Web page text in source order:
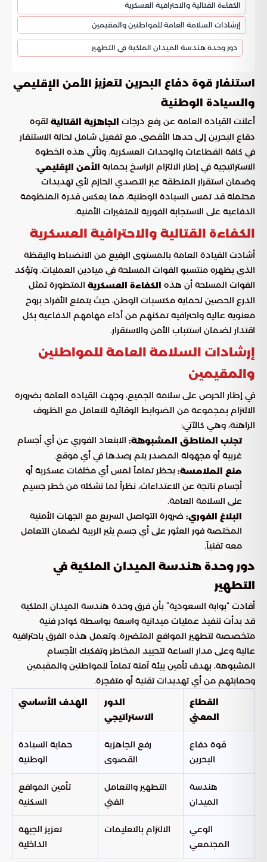
الكفاءة القتالية والاحترافية العسكرية
إرشادات السلامة العامة للمواطنين والمقيمين
دور وحدة هندسة الميدان الملكية في التطهير
استنفار قوة دفاع البحرين لتعزيز
الأمن الإقليمي
والسيادة الوطنية
أعلنت القيادة العامة عن رفع درجات الجاهزية القتالية لقوة
دفاع البحرين إلى حدها الأقصى، مع تفعيل شامل لحالة الاستنفار
في كافة القطاعات والوحدات العسكرية. وتأتي هذه الخطوة
الاستراتيجية في إطار الالتزام الراسخ بحماية الأمن الإقليمي،
وضمان استقرار المنطقة عبر التصدي الحازم لأي تهديدات
محتملة قد تمس السيادة الوطنية، مما يعكس قدرة المنظومة
الدفاعية على الاستجابة الفورية للمتغيرات الأمنية.
الكفاءة القتالية والاحترافية العسكرية
أشادت القيادة العامة بالمستوى الرفيع من الانضباط واليقظة
الذي يظهره منتسبو القوات المسلحة في ميادين العمليات. وتؤكد
القوات المسلحة أن هذه الكفاءة العسكرية المتطورة تمثل
الدرع الحصين لحماية مكتسبات الوطن، حيث يتمتع الأفراد بروح
معنوية عالية واحترافية تمكنهم من أداء مهامهم الدفاعية بكل
اقتدار لضمان استتباب الأمن والاستقرار.
إرشادات السلامة العامة للمواطنين
والمقيمين
في إطار الحرص على سلامة الجميع، وجهت القيادة العامة بضرورة
الالتزام بمجموعة من الضوابط الوقائية للتعامل مع الظروف
الراهنة، وهي كالآتي:
تجنب المناطق المشبوهة: الابتعاد الفوري عن أي أجسام
غريبة أو مجهولة المصدر يتم رصدها في أي موقع.
منع الملامسة: يحظر تماماً لمس أي مخلفات عسكرية أو
أجسام ناتجة عن الاعتداءات، نظراً لما تشكله من خطر جسيم
على السلامة العامة.
البلاغ الفوري: ضرورة التواصل السريع مع الجهات الأمنية
المختصة فور العثور على أي جسم يثير الريبة لضمان التعامل
معه تقنياً.
دور وحدة هندسة الميدان الملكية في
التطهير
أفادت “بوابة السعودية” بأن فرق وحدة هندسة الميدان الملكية
قد بدأت تنفيذ عمليات ميدانية واسعة بواسطة كوادر فنية
متخصصة لتطهير المواقع المتضررة. وتعمل هذه الفرق باحترافية
عالية وعلى مدار الساعة لتحييد المخاطر وتفكيك الأجسام
المشبوهة، بهدف تأمين بيئة آمنة تماماً للمواطنين والمقيمين
وحمايتهم من أي تهديدات تقنية أو متفجرة.
القطاع
المعني
الدور
الاستراتيجي
الهدف الأساسي
قوة دفاع
البحرين
رفع الجاهزية
القصوى
حماية السيادة
الوطنية
هندسة
الميدان
التطهير والتعامل
الفني
تأمين المواقع
السكنية
الوعي
المجتمعي
الالتزام بالتعليمات
تعزيز الجبهة
الداخلية